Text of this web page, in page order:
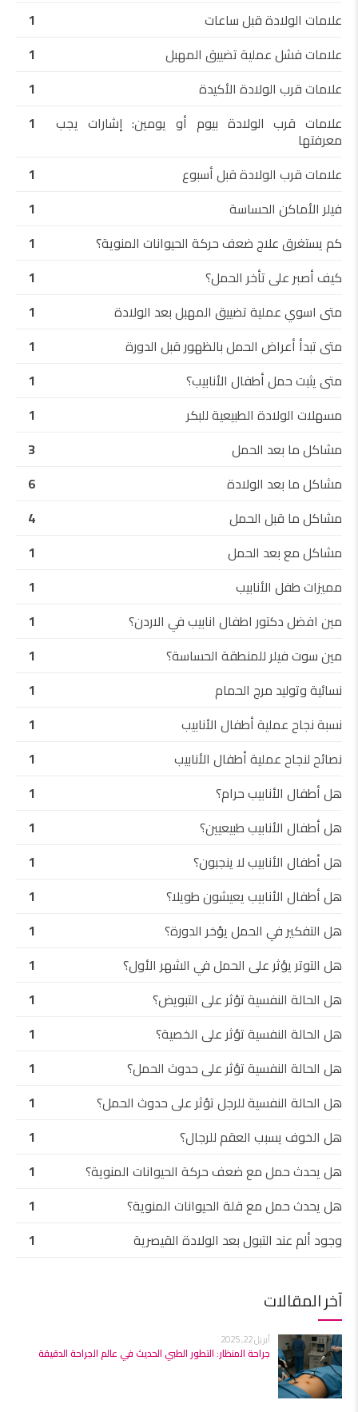
علامات الولادة قبل ساعات
1
علامات فشل عملية تضييق المهبل
1
علامات قرب الولادة الأكيدة
1
علامات قرب الولادة بيوم أو يومين: إشارات يجب
معرفتها
1
علامات قرب الولادة قبل أسبوع
1
فيلر الأماكن الحساسة
1
كم يستغرق علاج ضعف حركة الحيوانات المنوية؟
1
كيف أصبر على تأخر الحمل؟
1
متى اسوي عملية تضييق المهبل بعد الولادة
1
متى تبدأ أعراض الحمل بالظهور قبل الدورة
1
متى يثبت حمل أطفال الأنابيب؟
1
مسهلات الولادة الطبيعية للبكر
1
مشاكل ما بعد الحمل
3
مشاكل ما بعد الولادة
6
مشاكل ما قبل الحمل
4
مشاكل مع بعد الحمل
1
مميزات طفل الأنابيب
1
مين افضل دكتور اطفال انابيب في الاردن؟
1
مين سوت فيلر للمنطقة الحساسة؟
1
نسائية وتوليد مرج الحمام
1
نسبة نجاح عملية أطفال الأنابيب
1
نصائح لنجاح عملية أطفال الأنابيب
1
هل أطفال الأنابيب حرام؟
1
هل أطفال الأنابيب طبيعيين؟
1
هل أطفال الأنابيب لا ينجبون؟
1
هل أطفال الأنابيب يعيشون طويلا؟
1
هل التفكير في الحمل يؤخر الدورة؟
1
هل التوتر يؤثر على الحمل في الشهر الأول؟
1
هل الحالة النفسية تؤثر على التبويض؟
1
هل الحالة النفسية تؤثر على الخصية؟
1
هل الحالة النفسية تؤثر على حدوث الحمل؟
1
هل الحالة النفسية للرجل تؤثر على حدوث الحمل؟
1
هل الخوف يسبب العقم للرجال؟
1
هل يحدث حمل مع ضعف حركة الحيوانات المنوية؟
1
هل يحدث حمل مع قلة الحيوانات المنوية؟
1
وجود ألم عند التبول بعد الولادة القيصرية
1
آخر المقالات
أبريل 22, 2025
جراحة المنظار: التطور الطبي الحديث في عالم الجراحة الدقيقة